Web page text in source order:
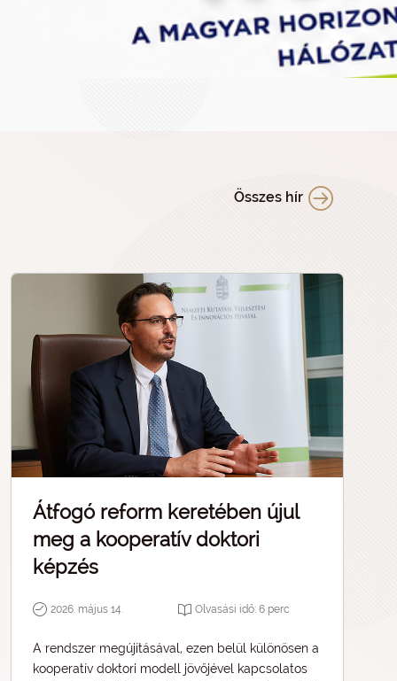
Összes hír
Átfogó reform keretében újul
meg a kooperatív doktori
képzés
2026. május 14. Olvasási idő: 6 perc
A rendszer megújításával, ezen belül különösen a
kooperatív doktori modell jövőjével kapcsolatos